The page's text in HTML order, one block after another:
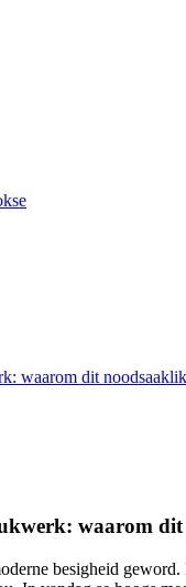
waarom dit
waarom
besigheid